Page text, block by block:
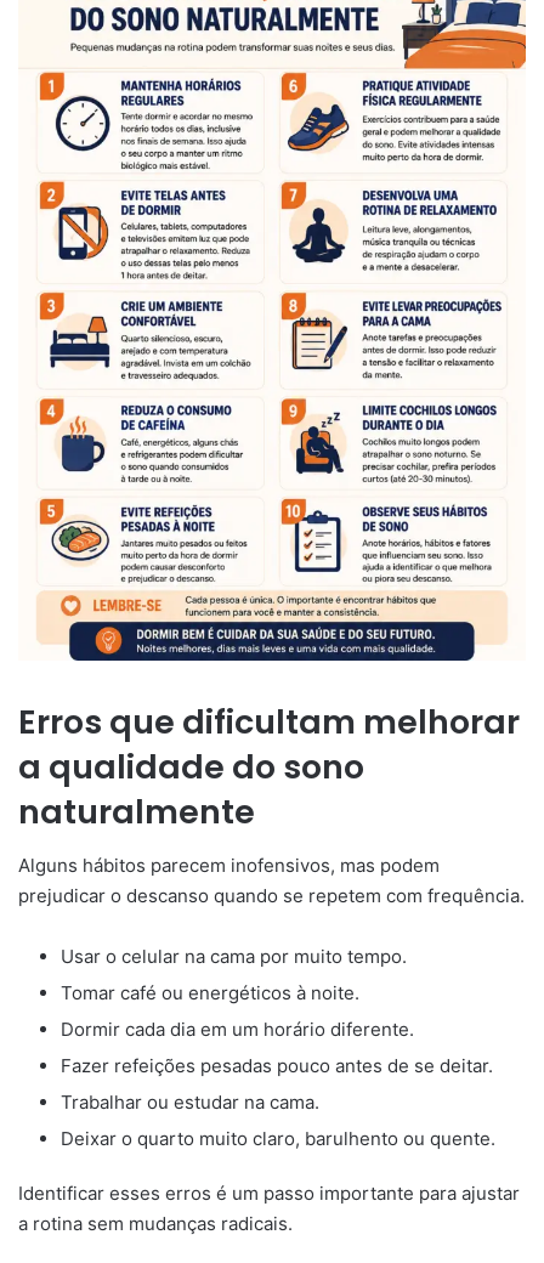
Erros que dificultam melhorar
a qualidade do sono
naturalmente
Alguns hábitos parecem inofensivos, mas podem
prejudicar o descanso quando se repetem com frequência.
Usar o celular na cama por muito tempo.
Tomar café ou energéticos à noite.
Dormir cada dia em um horário diferente.
Fazer refeições pesadas pouco antes de se deitar.
Trabalhar ou estudar na cama.
Deixar o quarto muito claro, barulhento ou quente.
Identificar esses erros é um passo importante para ajustar
a rotina sem mudanças radicais.